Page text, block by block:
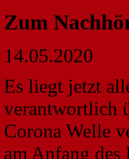
Zum
14.05.2020
Es liegt jetzt
verantwortlich
Corona Welle
am Anfang